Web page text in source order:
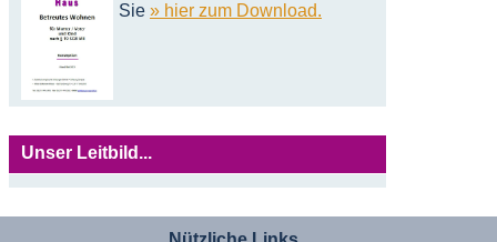
Sie » hier zum Download.
Unser Leitbild...